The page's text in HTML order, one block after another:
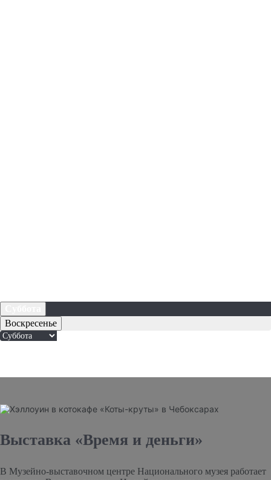
Воскресенье
Выставка «Время и деньги»
В Музейно-выставочном центре Национального музея работает